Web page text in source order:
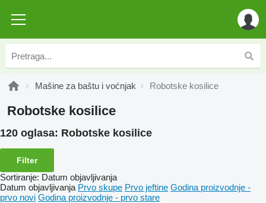
Mašine za baštu i voćnjak Robotske kosilice
Robotske kosilice
120 oglasa: Robotske kosilice
Filter
Sortiranje: Datum objavljivanja
Datum objavljivanja Prvo skupe Prvo jeftine Godina proizvodnje -
prvo novi Godina proizvodnje - prvo stare